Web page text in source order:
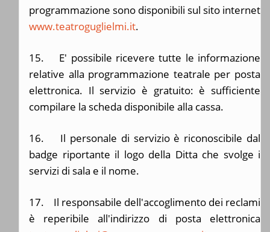
programmazione sono disponibili sul sito internet
www.teatroguglielmi.it.
15. E' possibile ricevere tutte le informazione
relative alla programmazione teatrale per posta
elettronica. Il servizio è gratuito: è sufficiente
compilare la scheda disponibile alla cassa.
16. Il personale di servizio è riconoscibile dal
badge riportante il logo della Ditta che svolge i
servizi di sala e il nome.
17. Il responsabile dell'accoglimento dei reclami
è reperibile all'indirizzo di posta elettronica